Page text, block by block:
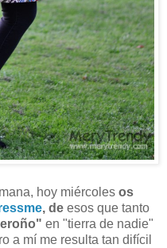
hoy miércoles os
, de esos que tanto
en "tierra de nadie"
a mí me resulta tan difícil